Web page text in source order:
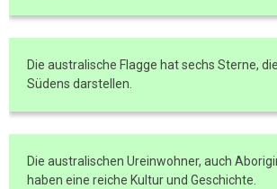
Die australische Flagge hat sechs Sterne,
Südens darstellen.
Die australischen Ureinwohner, auch
haben eine reiche Kultur und Geschichte.